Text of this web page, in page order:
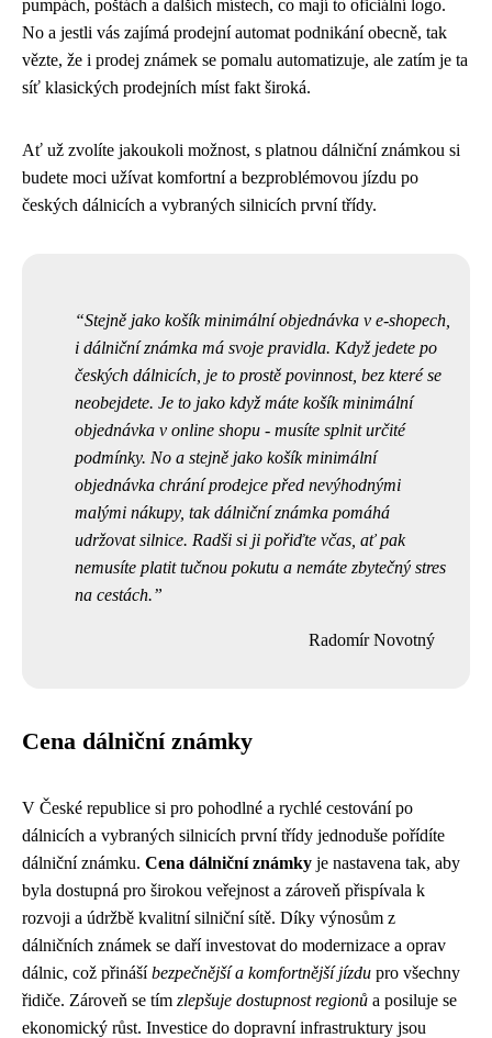
pumpách, poštách a dalších místech, co mají to oficiální logo.
No a jestli vás zajímá prodejní automat podnikání obecně, tak
vězte, že i prodej známek se pomalu automatizuje, ale zatím je ta
síť klasických prodejních míst fakt široká.
Ať už zvolíte jakoukoli možnost, s platnou dálniční známkou si
budete moci užívat komfortní a bezproblémovou jízdu po
českých dálnicích a vybraných silnicích první třídy.
Stejně jako košík minimální objednávka v e-shopech,
i dálniční známka má svoje pravidla. Když jedete po
českých dálnicích, je to prostě povinnost, bez které se
neobejdete. Je to jako když máte košík minimální
objednávka v online shopu - musíte splnit určité
podmínky. No a stejně jako košík minimální
objednávka chrání prodejce před nevýhodnými
malými nákupy, tak dálniční známka pomáhá
udržovat silnice. Radši si ji pořiďte včas, ať pak
nemusíte platit tučnou pokutu a nemáte zbytečný stres
na cestách.
Radomír Novotný
Cena dálniční známky
V České republice si pro pohodlné a rychlé cestování po
dálnicích a vybraných silnicích první třídy jednoduše pořídíte
dálniční známku. Cena dálniční známky je nastavena tak, aby
byla dostupná pro širokou veřejnost a zároveň přispívala k
rozvoji a údržbě kvalitní silniční sítě. Díky výnosům z
dálničních známek se daří investovat do modernizace a oprav
dálnic, což přinášíbezpečnější a komfortnější jízdu pro všechny
řidiče. Zároveň se tím zlepšuje dostupnost regionů a posiluje se
ekonomický růst. Investice do dopravní infrastruktury jsou